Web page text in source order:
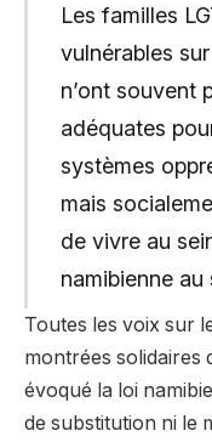
Les familles
vulnérables
n’ont souvent
adéquates
systèmes
mais
de vivre au
namibienne au
Toutes les voix sur
montrées solidaires
évoqué la loi
de substitution ni le